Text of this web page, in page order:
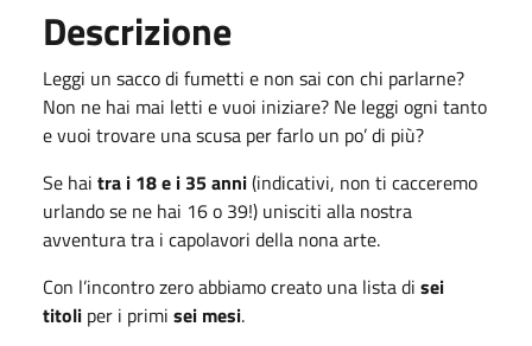
Descrizione
Leggi un sacco di fumetti e non sai con chi parlarne?
Non ne hai mai letti e vuoi iniziare? Ne leggi ogni tanto
e vuoi trovare una scusa per farlo un po’ di più?
Se hai tra i 18 e i 35 anni(indicativi, non ti cacceremo
urlando se ne hai 16 o 39!) unisciti alla nostra
avventura tra i capolavori della nona arte.
Con l’incontro zero abbiamo creato una lista di sei
titoli per i primi sei mesi.